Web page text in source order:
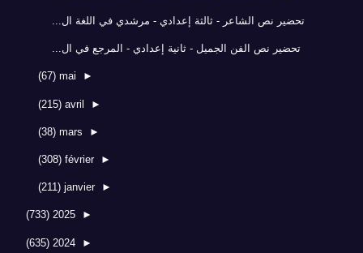
تحضير نص الشاعر - ثالثة إعدادي - مرشدي في اللغة ال...
تحضير نص الفن الجميل - ثانية إعدادي - المرجع في ال...
►
mai
(67)
►
avril
(215)
►
mars
(38)
►
février
(308)
►
janvier
(211)
►
2025
(733)
►
2024
(635)